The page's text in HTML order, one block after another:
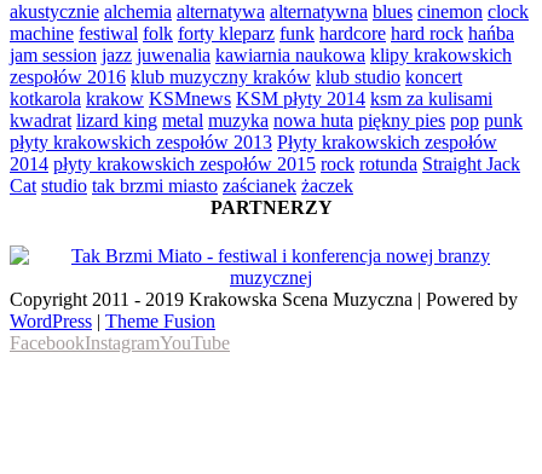
akustycznie alchemia alternatywa alternatywna blues cinemon clock
machine festiwal folk forty kleparz funk hardcore hard rock hańba
jam session jazz juwenalia kawiarnia naukowa klipy krakowskich
zespołów 2016 klub muzyczny kraków klub studio koncert
kotkarola krakow KSMnews KSM płyty 2014 ksm za kulisami
kwadrat lizard king metal muzyka nowa huta piękny pies pop punk
płyty krakowskich zespołów 2013 Płyty krakowskich zespołów
2014 płyty krakowskich zespołów 2015 rock rotunda Straight Jack
Cat studio tak brzmi miasto zaścianek żaczek
PARTNERZY
Copyright 2011 - 2019 Krakowska Scena Muzyczna | Powered by
WordPress | Theme Fusion
FacebookInstagramYouTube